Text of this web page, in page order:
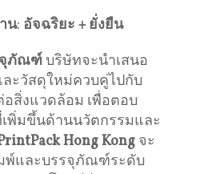
น: อัจฉริยะ +ยั่งยืน
จุภัณฑ์บริษัทจะนำเสนอ
ะวัสดุใหม่ควบคู่ไปกับ
สิ่งแวดล้อม เพื่อตอบ
พิ่มขึ้นด้านนวัตกรรมและ
Hong Kong จะ
พ์และบรรจุภัณฑ์ระดับ